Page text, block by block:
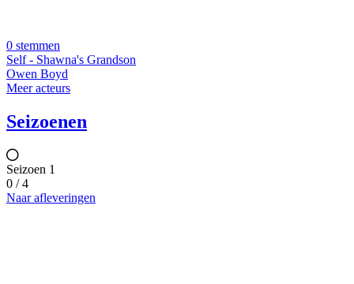
0 stemmen
Self - Shawna's Grandson
Owen Boyd
Meer acteurs
Seizoenen
Seizoen 1
0 / 4
Naar afleveringen